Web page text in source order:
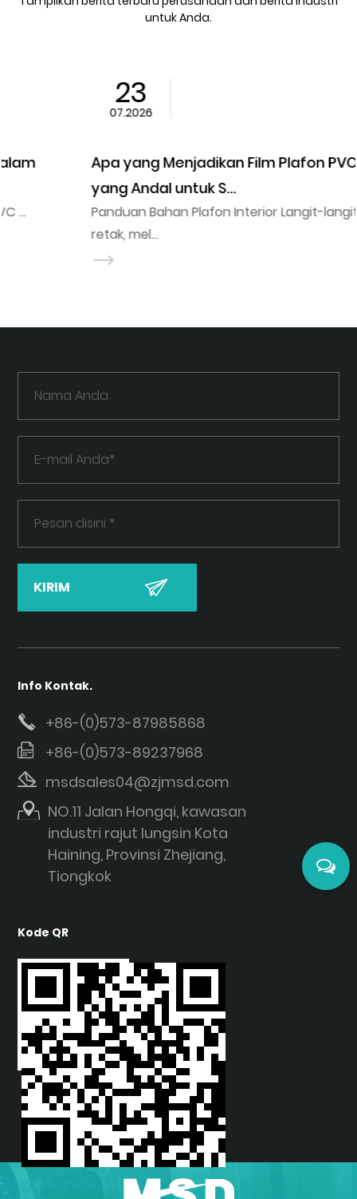
untuk Anda.
Apa yang Menjadikan Film Plafon PVC Bahan
yang Andal untuk S...
Panduan Bahan Plafon Interior Langit-langit gipsum
Info Kontak.
+86-(0)573-87985868
+86-(0)573-89237968
msdsales04@zjmsd.com
NO.11 Jalan Hongqi, kawasan
industri rajut lungsin Kota
Haining, Provinsi Zhejiang,
Tiongkok
Kode QR